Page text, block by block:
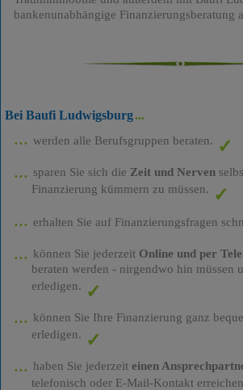
bankenunabhängige Finanzierungsberatung
Bei Baufi Ludwigsburg
werden alle Berufsgruppen beraten.
sparen Sie sich die Zeit und Nerven
Finanzierung kümmern zu müssen.
erhalten Sie auf Finanzierungsfragen
können Sie jederzeit Online und per
beraten werden - nirgendwo hin müssen
erledigen.
können Sie Ihre Finanzierung ganz
erledigen.
haben Sie jederzeit einen
telefonisch oder E-Mail-Kontakt